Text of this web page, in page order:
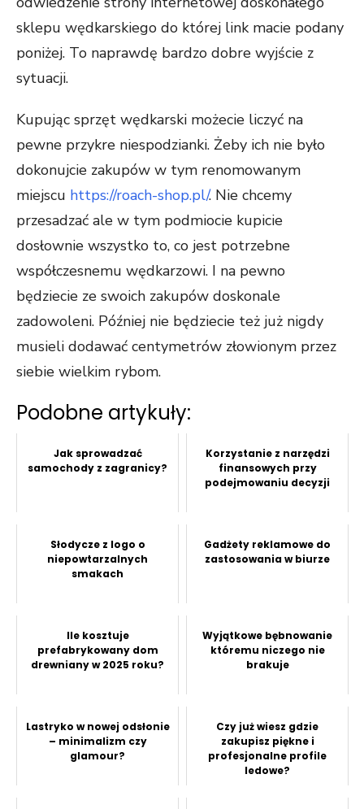
sklepu wędkarskiego do której link macie podany
poniżej. To naprawdę bardzo dobre wyjście z
sytuacji.
Kupując sprzęt wędkarski możecie liczyć na
pewne przykre niespodzianki. Żeby ich nie było
dokonujcie zakupów w tym renomowanym
miejscu https://roach-shop.pl/. Nie chcemy
przesadzać ale w tym podmiocie kupicie
dosłownie wszystko to, co jest potrzebne
współczesnemu wędkarzowi. I na pewno
będziecie ze swoich zakupów doskonale
zadowoleni. Później nie będziecie też już nigdy
musieli dodawać centymetrów złowionym przez
siebie wielkim rybom.
Podobne artykuły:
Jak sprowadzać
samochody z zagranicy?
Korzystanie z narzędzi
finansowych przy
podejmowaniu decyzji
Słodycze z logo o
niepowtarzalnych
smakach
Gadżety reklamowe do
zastosowania w biurze
Ile kosztuje
prefabrykowany dom
drewniany w 2025 roku?
Wyjątkowe bębnowanie
któremu niczego nie
brakuje
Lastryko w nowej odsłonie
– minimalizm czy
glamour?
Czy już wiesz gdzie
zakupisz piękne i
profesjonalne profile
ledowe?